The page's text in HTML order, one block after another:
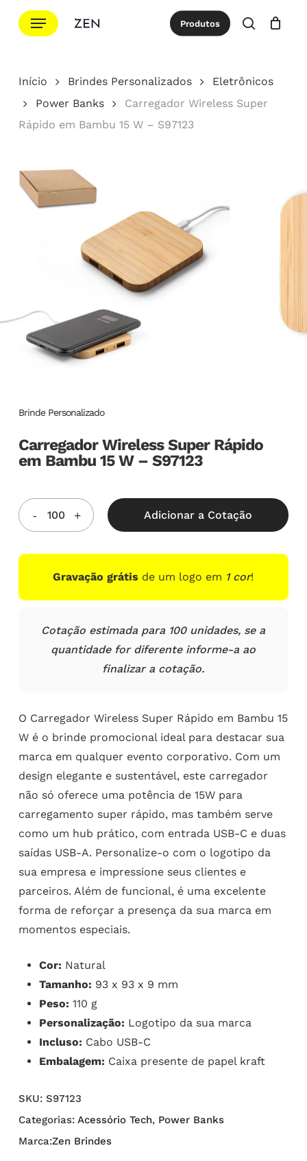
para
principal
Menu Produtos
procurar
Cotação Close
Início Brindes Personalizados
Eletrônicos
Power Banks
Carregador Wireless Super
Rápido em Bambu 15 W – S97123
Brinde Personalizado
Carregador Wireless Super Rápido
em Bambu 15 W – S97123
Adicionar a Cotação
Gravação grátis de um logo em 1 cor!
Cotação estimada para 100 unidades, se a
quantidade for diferente informe-a ao
finalizar a cotação.
O Carregador Wireless Super Rápido em Bambu 15
W é o brinde promocional ideal para destacar sua
marca em qualquer evento corporativo. Com um
design elegante e sustentável, este carregador
não só oferece uma potência de 15W para
carregamento super rápido, mas também serve
como um hub prático, com entrada USB-C e duas
saídas USB-A. Personalize-o com o logotipo da
sua empresa e impressione seus clientes e
parceiros. Além de funcional, é uma excelente
forma de reforçar a presença da sua marca em
momentos especiais.
Cor: Natural
Tamanho: 93 x 93 x 9 mm
Peso: 110 g
Personalização: Logotipo da sua marca
Incluso: Cabo USB-C
Embalagem: Caixa presente de papel kraft
SKU: S97123
Categorias: Acessório Tech, Power Banks
Marca:Zen Brindes